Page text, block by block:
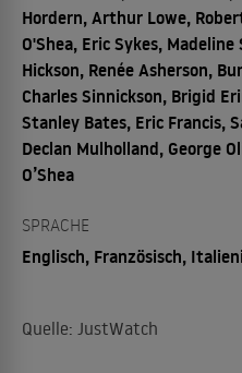
Hordern, Arthur Lowe,
O'Shea, Eric Sykes,
Hickson, Renée Asherson,
Charles Sinnickson, Brigid
Stanley Bates, Eric Francis,
Declan Mulholland, George
O’Shea
SPRACHE
Englisch, Französisch,
Quelle: JustWatch